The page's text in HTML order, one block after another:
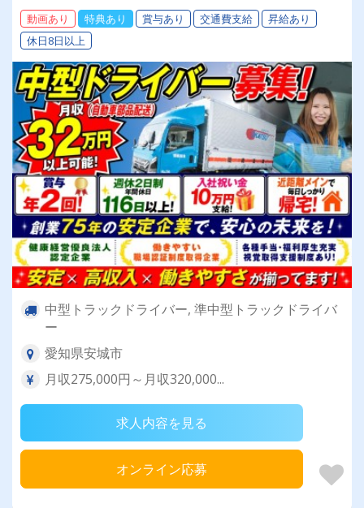
っかり帰宅できる！【健康経営優良法人企業認
定】【働きやすい職場認証制度二つ星獲得】の創
業75年の安定企業で働きませんか？
動画あり 特典あり 賞与あり 交通費支給
昇給あり
休日8日以上
中型トラックドライバー, 準中型トラックドライバ
ー
愛知県安城市
月収275,000円～月収320,000...
求人内容を見る
オンライン応募